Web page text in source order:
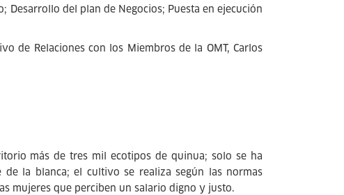
Desarrollo del plan de Negocios; Puesta en ejecución
de Relaciones con los Miembros de la OMT, Carlos
más de tres mil ecotipos de quinua; solo se ha
la blanca; el cultivo se realiza según las normas
mujeres que perciben un salario digno y justo.